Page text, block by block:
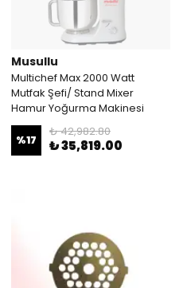
Musullu
Multichef Max 2000 Watt
Mutfak Şefi/ Stand Mixer
Hamur Yoğurma Makinesi
%17
₺ 42,982.80
₺ 35,819.00